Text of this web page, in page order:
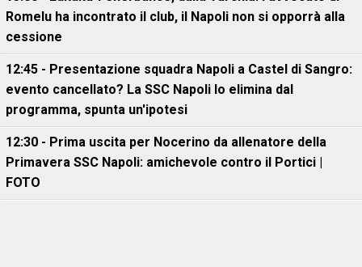
Romelu ha incontrato il club, il Napoli non si opporrà alla
cessione
12:45 - Presentazione squadra Napoli a Castel di Sangro:
evento cancellato? La SSC Napoli lo elimina dal
programma, spunta un'ipotesi
12:30 - Prima uscita per Nocerino da allenatore della
Primavera SSC Napoli: amichevole contro il Portici |
FOTO